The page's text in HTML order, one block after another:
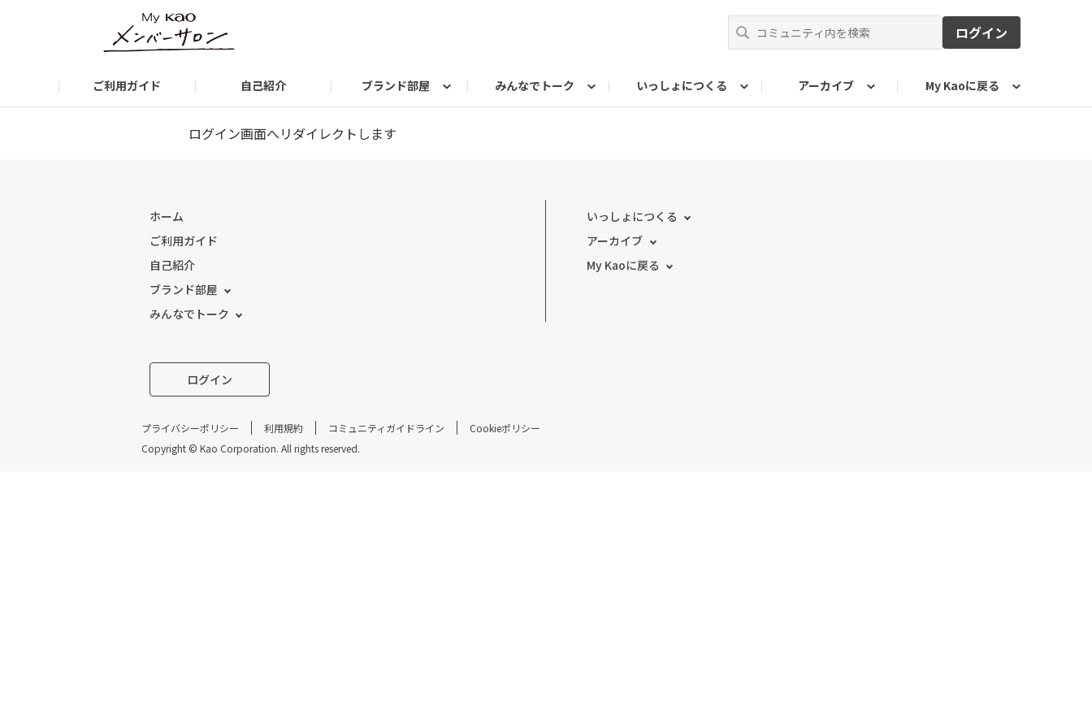
ログイン
ご利用ガイド 自己紹介 ブランド部屋
＼ひんやりをシェア／ 冷サポアンバサダー 活動報告
みんなでトーク
日々コレ My Kao 気ままに 子育てカフェ
いっしょにつくる
花王大好きマンの部屋
アーカイブ
家事のモヤモヤ スッキリ委員会
My Kaoに戻る
My Kaoトップに戻る My Kao IDマイページ
ログイン画面へリダイレクトします
ホーム
ご利用ガイド
自己紹介
ブランド部屋
みんなでトーク
いっしょにつくる
アーカイブ
My Kaoに戻る
ログイン
プライバシーポリシー 利用規約 コミュニティガイドライン
Cookieポリシー
Copyright ©︎ Kao Corporation. All rights reserved.